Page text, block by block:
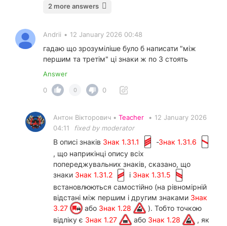
2 more answers
Andrii • 12 January 2026 00:48
гадаю що зрозуміліше було б написати "між
першим та третім" ці знаки ж по 3 стоять
Answer
0
0 0
Антон Вікторович • Teacher • 12 January 2026
04:11
fixed by moderator
В описі знаків Знак 1.31.1 -Знак 1.31.6
, що наприкінці опису всіх
попереджувальних знаків, сказано, що
знаки Знак 1.31.2 і Знак 1.31.5
встановлюються самостійно (на рівномірній
відстані між першим і другим знаками Знак
3.27
або Знак 1.28
). Тобто точкою
відліку є Знак 1.27 або Знак 1.28
, як